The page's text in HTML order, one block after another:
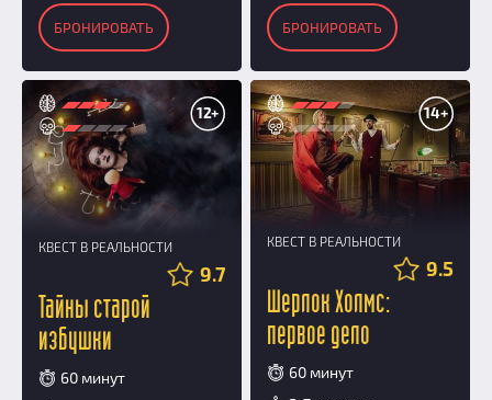
БРОНИРОВАТЬ БРОНИРОВАТЬ
12+
КВЕСТ В РЕАЛЬНОСТИ
9.7
Тайны старой
избушки
60 минут
14+
КВЕСТ В РЕАЛЬНОСТИ
9.5
Шерлок Холмс:
первое дело
60 минут